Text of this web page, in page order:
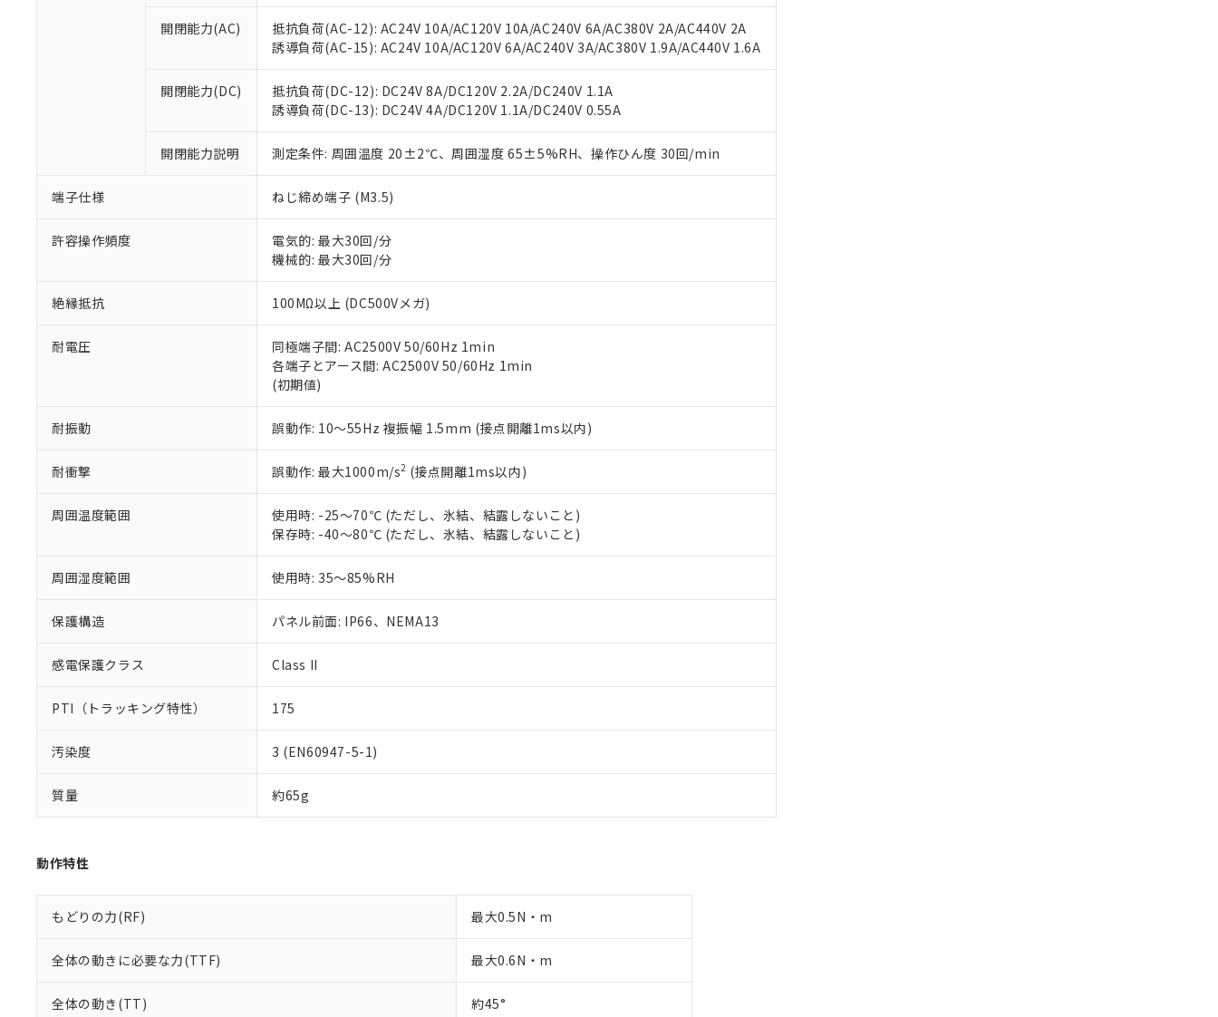
開閉能力(AC)
抵抗負荷(AC-12): AC24V 10A/AC120V 10A/AC240V 6A/AC380V 2A/AC440V 2A
誘導負荷(AC-15): AC24V 10A/AC120V 6A/AC240V 3A/AC380V 1.9A/AC440V 1.6A
開閉能力(DC)
抵抗負荷(DC-12): DC24V 8A/DC120V 2.2A/DC240V 1.1A
誘導負荷(DC-13): DC24V 4A/DC120V 1.1A/DC240V 0.55A
開閉能力説明 測定条件: 周囲温度 20±2℃、周囲湿度 65±5%RH、操作ひん度 30回/min
端子仕様 ねじ締め端子 (M3.5)
許容操作頻度
電気的: 最大30回/分
機械的: 最大30回/分
絶縁抵抗 100MΩ以上 (DC500Vメガ)
耐電圧
同極端子間: AC2500V 50/60Hz 1min
各端子とアース間: AC2500V 50/60Hz 1min
(初期値)
耐振動 誤動作: 10～55Hz 複振幅 1.5mm (接点開離1ms以内)
耐衝撃 誤動作: 最大1000m/s2 (接点開離1ms以内)
周囲温度範囲
使用時: -25～70℃ (ただし、氷結、結露しないこと)
保存時: -40～80℃ (ただし、氷結、結露しないこと)
周囲湿度範囲 使用時: 35～85%RH
保護構造 パネル前面: IP66、NEMA13
感電保護クラス Class II
PTI（トラッキング特性） 175
汚染度 3 (EN60947-5-1)
質量 約65g
動作特性
もどりの力(RF) 最大0.5N・m
全体の動きに必要な力(TTF) 最大0.6N・m
全体の動き(TT) 約45°
ご利用条件
本サービスは、当社制御機器事業取扱商品の当社在庫状況および標準価格(税抜)を提供させていただ
くものです。
当社制御機器事業取扱商品の中には、本サービスの対象外となる商品もあることをご了承ください。
在庫状況および標準価格照会結果は、記載している更新日時点での社内データに基づき作成されるも
のであり、閲覧された時点での実際の在庫および標準価格とは異なる場合があることをご了承くださ
い。
正式な納期状況および標準価格はお客様のお取引先、またはお客様担当のオムロン制御機器販売店・
オムロン制御機器販売店や当社販売拠点は「
在庫状況および標準価格結果を当社の事前の承諾なく第三者に漏洩または開示しないようお願いしま
マイパーツ機能（部品リスト作成サービス）をご利用いただくには、I-Webメンバーズにご登録され
ている必要があります。
お客様が当ウェブサイト上で当社にご登録された部品リストについて、当社および当社の共同利用者
が、当社の製品・サービスに関するお客様との取引・商談に必要な範囲で利用することをご了承くだ
※当社の共同利用者とは、 "個人情報の共同利用に関して"
いる法人を指します。
※1 対応状況
対応済み：EU RoHS指令（10物質）の非含有に対応した製品が提供可能な商品です。
対応予定：EU RoHS指令（10物質）の非含有に対応した製品に切り替える予定のある商品です。
対応予定なし：EU RoHS指令（10物質）の非含有に非対応の商品で、対応品を出す予定はありません。
調査・確認中：EU RoHS指令（10物質）の非含有の対応状況を調査中または確認中の商品です。
仕入先様の事情により、非含有部品としていたものが、含有品と判明した場合などやむを得ず変更すること
があります。
*EU RoHS指令（10物質）：
鉛(Pb) 1000ppm以下、 水銀(Hg) 1000ppm以下、 カドミウム(Cd) 100ppm以下、
フタル酸ビス(2-エチルヘキシル) (DEHP)(別名：DOP) 1000ppm以下、フタル酸ブチルベンジル（BBP） 1000ppm以下、フタル酸ジブチ
ル（DBP） 1000ppm以下、フタル酸ジイソブチル (DIBP) 1000ppm以下
但し、RoHS指令で産業用監視および制御機器に対する適用除外項目は除く。
フタル酸エステル類の４物質については閾値を超える意図的な使用がないことを確認しています。
※2 対応予定月
部品在庫の切り替え状況などにより、予定月が前後することがあります。
※3 非含有証明書ダウンロード
下記の非含有証明書をダウンロードすることができます。
EU RoHS指令（10物質）の非含有証明書
51物質の非含有証明書（当社基準）
また、RoHS指令のフタル酸エステル類４物質の対応では、対応完了までの期間は出荷製品に未対応品が
混在することから備考欄に対応日を記載しておりました。
既に当社にて対応品への在庫切替を完了していることから、特段のことがない限り、2022年1月12日よ
り割愛しております。
※1 中国RoHS○×表
「○」：最大均質材料含有率が中国RoHSの基準値以下であることを示します。
「×」：最大均質材料含有率が中国RoHSの基準値を超えていることを示します。
「－」：未確認です。当社販売部門へお問い合わせください。
*中国RoHS10物質の基準値 (GB/T26572)：
Pb(鉛) :1000ppm、 Hg(水銀) : 1000ppm、 Cd(カドミウム) : 100ppm、
Cr(Ⅵ)(六価クロム) : 1000ppm、 PBBs(ポリ臭化ビフェニル類) : 1000ppm、 PBDEs(ポリ臭化ジフェニルエーテル類) : 1000ppm、
DEHP(フタル酸ビス(2-エチルヘキシル)) : 1000ppm
※2 環境保護使用期限
「ｅ」：有害物質（10物質）のすべてが基準値以下であることを示します。
味します。
「－」：未確認です。当社販売部門へお問い合わせください。
当社は、これら貴社製品のうち、外国為替および外国貿易法に定める商品（以下｢規制貨物等」とい
う）を輸出または国外への提供する場合は、日本国政府の輸出許可(または役務取引許可)を取得する
などの必要な手続きをとります。
当社は規制貨物を破棄する場合は、完全に破砕するなど、違法に輸出されないよう必要な手段を講じ
ます。
当社は貴社製品を、核兵器、ミサイル、化学兵器、生物兵器またはその他武器並びにこれらの製造装
当社は、貴社製品を第三者に販売する場合は、上記1、2および3の内容を当該第三者に通知します。
また当社は、販売先および販売に係わる関係者が違法に輸出するおそれがある場合は、取り引きをい
たしません。
合意する
号
一定数以上の在庫あり
－